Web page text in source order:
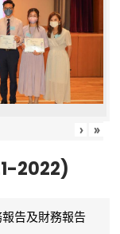
› »
2022)
告及財務報告